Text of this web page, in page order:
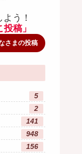
う！
稿」
さまの投稿
5
2
141
948
156